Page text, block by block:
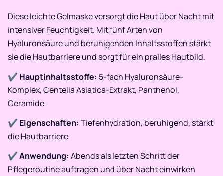
Diese leichte Gelmaske versorgt die Haut über Nacht mit
intensiver Feuchtigkeit. Mit fünf Arten von
Hyaluronsäure und beruhigenden Inhaltsstoffen stärkt
sie die Hautbarriere und sorgt für ein pralles Hautbild.​
✔ Hauptinhaltsstoffe: 5-fach Hyaluronsäure-
Komplex, Centella Asiatica-Extrakt, Panthenol,
Ceramide
✔ Eigenschaften: Tiefenhydration, beruhigend, stärkt
die Hautbarriere
✔Anwendung: Abends als letzten Schritt der
Pflegeroutine auftragen und über Nacht einwirken